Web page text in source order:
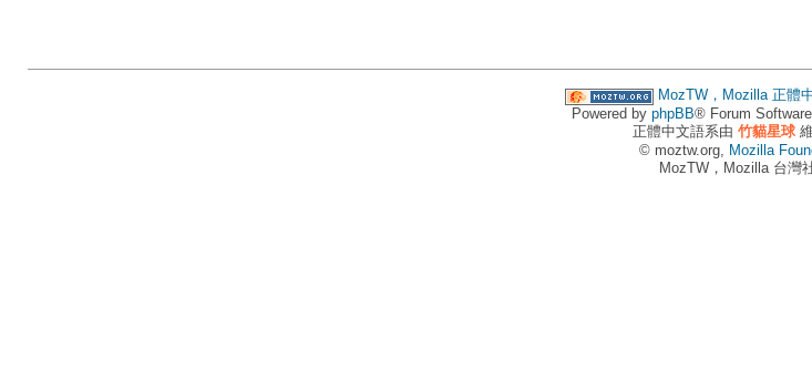
MozTW，Mozilla 正體
Powered by phpBB® Forum
正體中文語系由 竹貓星球
© moztw.org, Mozilla
MozTW，Mozilla 台灣